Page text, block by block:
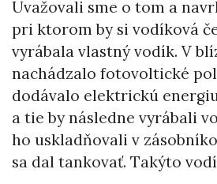
Uvažovali sme o tom a
pri ktorom by si vodíková
vyrábala vlastný vodík. V
nachádzalo fotovoltické
dodávalo elektrickú
a tie by následne vyrábali
ho uskladňovali v
sa dal tankovať. Takýto